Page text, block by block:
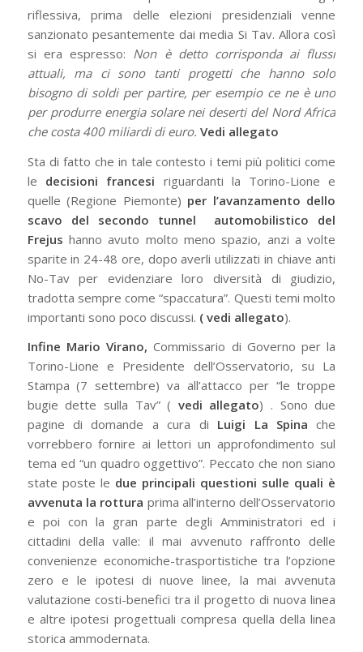
riflessiva, prima delle elezioni presidenziali venne
sanzionato pesantemente dai media Si Tav. Allora così
si era espresso: Non è detto corrisponda ai flussi
attuali, ma ci sono tanti progetti che hanno solo
bisogno di soldi per partire, per esempio ce ne è uno
per produrre energia solare nei deserti del Nord Africa
che costa 400 miliardi di euro. Vedi allegato
Sta di fatto che in tale contesto i temi più politici come
le decisioni francesi riguardanti la Torino-Lione e
quelle (Regione Piemonte) per l’avanzamento dello
scavo del secondo tunnel automobilistico del
Frejus hanno avuto molto meno spazio, anzi a volte
sparite in 24-48 ore, dopo averli utilizzati in chiave anti
No-Tav per evidenziare loro diversità di giudizio,
tradotta sempre come “spaccatura”. Questi temi molto
importanti sono poco discussi. ( vedi allegato).
Infine Mario Virano, Commissario di Governo per la
Torino-Lione e Presidente dell’Osservatorio, su La
Stampa (7 settembre) va all’attacco per “le troppe
bugie dette sulla Tav” ( vedi allegato) . Sono due
pagine di domande a cura di Luigi La Spina che
vorrebbero fornire ai lettori un approfondimento sul
tema ed “un quadro oggettivo”. Peccato che non siano
state poste le due principali questioni sulle quali è
avvenuta la rottura prima all’interno dell’Osservatorio
e poi con la gran parte degli Amministratori ed i
cittadini della valle: il mai avvenuto raffronto delle
convenienze economiche-trasportistiche tra l’opzione
zero e le ipotesi di nuove linee, la mai avvenuta
valutazione costi-benefici tra il progetto di nuova linea
e altre ipotesi progettuali compresa quella della linea
storica ammodernata.